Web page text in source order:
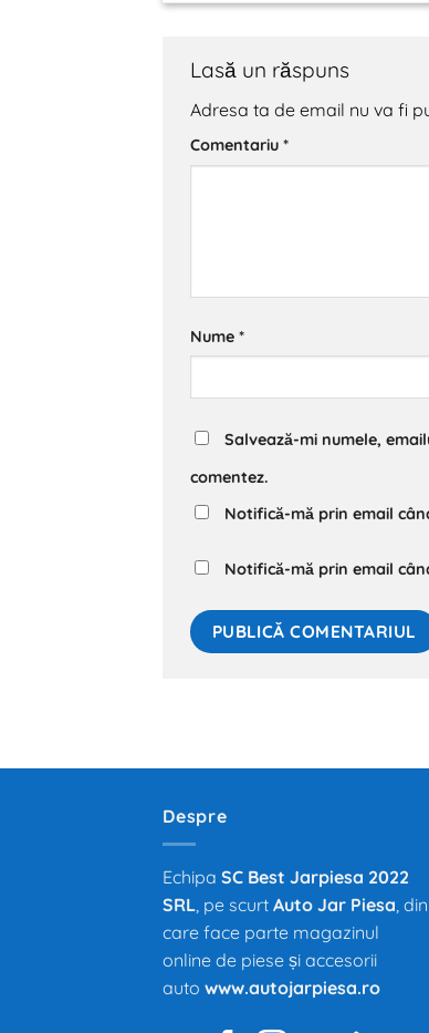
Lasă un răspuns
Adresa ta de email nu va fi
Comentariu *
Nume *
Salvează-mi numele,
comentez.
Notifică-mă prin email
Notifică-mă prin email
Despre
Echipa SC Best Jarpiesa 2022
SRL , pe scurt Auto Jar Piesa , din
care face parte magazinul
online de piese și accesorii
auto www.autojarpiesa.ro